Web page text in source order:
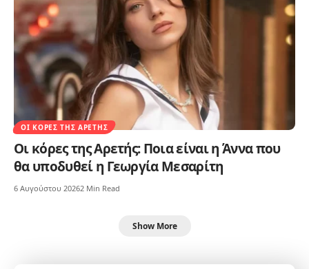
ΟΙ ΚΌΡΕΣ ΤΗΣ ΑΡΕΤΉΣ
Οι κόρες της Αρετής: Ποια είναι η Άννα που
θα υποδυθεί η Γεωργία Μεσαρίτη
6 Αυγούστου 20262 Min Read
Show More